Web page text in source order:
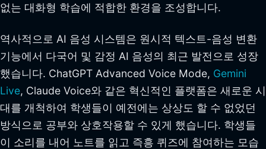
없는 대화형 학습에 적합한 환경을 조성합니다.
역사적으로 AI 음성 시스템은 원시적 텍스트-음성 변환
기능에서 다국어 및 감정 AI 음성의 최근 발전으로 성장
했습니다. ChatGPT Advanced Voice Mode, Gemini
Live, Claude Voice와 같은 혁신적인 플랫폼은 새로운 시
대를 개척하여 학생들이 예전에는 상상도 할 수 없었던
방식으로 공부와 상호작용할 수 있게 했습니다. 학생들
이 소리를 내어 노트를 읽고 즉흥 퀴즈에 참여하는 모습